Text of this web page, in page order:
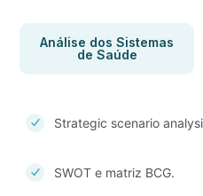
Análise dos Sistemas
de Saúde
Strategic scenario
SWOT e matriz BCG.